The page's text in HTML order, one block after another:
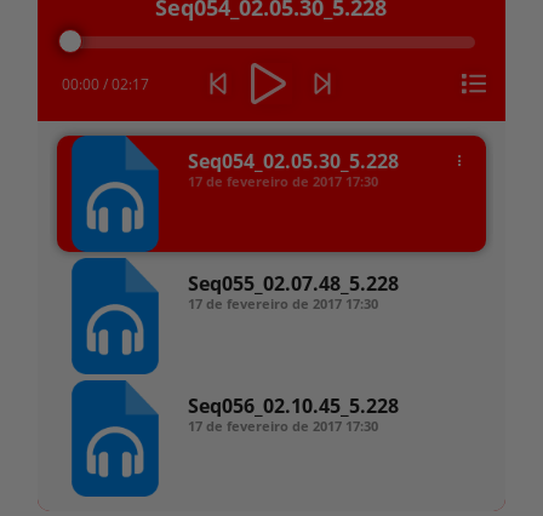
áudio
Seq054_02.05.30_5.228
00:00 /02:17
Seq054_02.05.30_5.228
17 de fevereiro de 2017 17:30
Seq055_02.07.48_5.228
17 de fevereiro de 2017 17:30
Seq056_02.10.45_5.228
17 de fevereiro de 2017 17:30